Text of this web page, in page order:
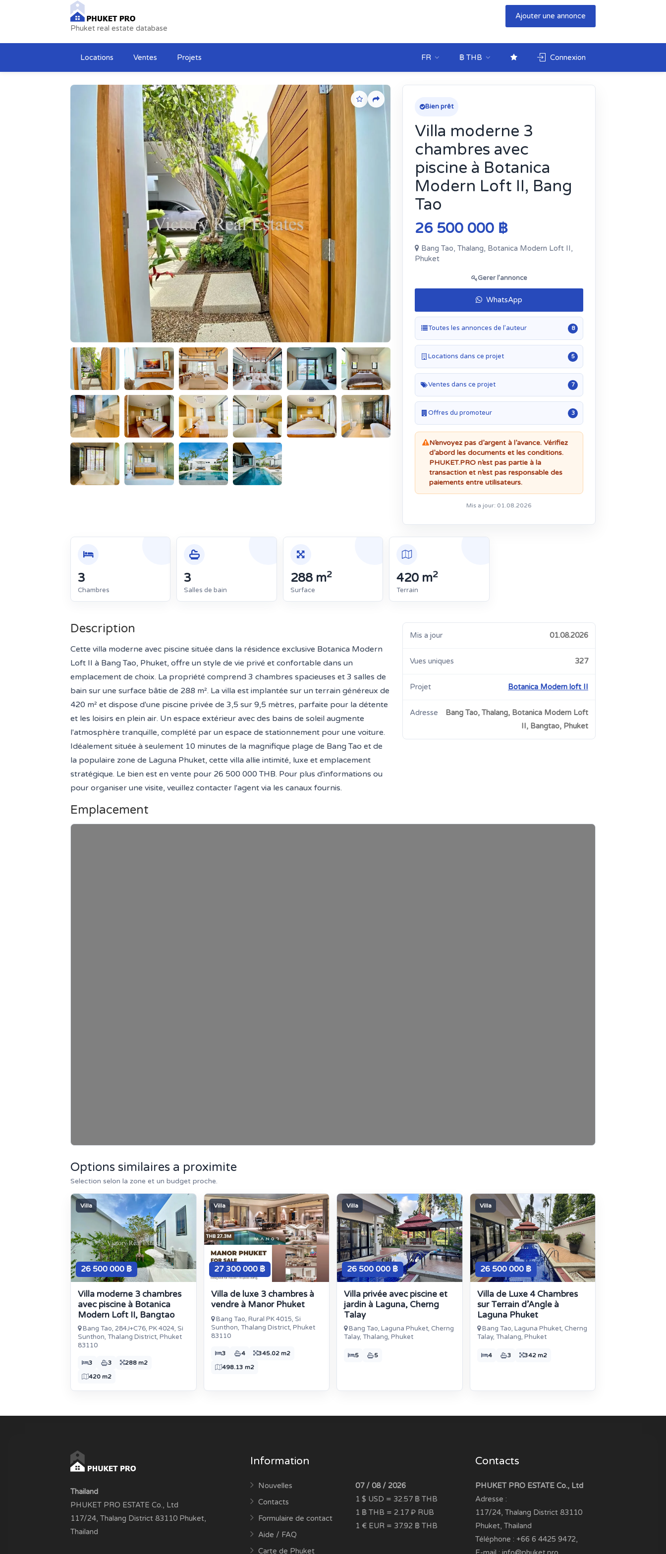
Phuket real estate database
Ajouter une annonce
Locations Ventes Projets Connexion
฿ THB
FR
Bien prêt
Villa moderne 3
chambres avec
piscine à Botanica
Modern Loft II, Bang
Tao
26 500 000 ฿
Bang Tao, Thalang, Botanica Modern Loft II,
Phuket
Gerer l’annonce
WhatsApp
Toutes les annonces de l’auteur 8
Locations dans ce projet 5
Ventes dans ce projet 7
Offres du promoteur 3
N’envoyez pas d’argent à l’avance. Vérifiez
d’abord les documents et les conditions.
PHUKET.PRO n’est pas partie à la
transaction et n’est pas responsable des
paiements entre utilisateurs.
Mis a jour: 01.08.2026
3
Chambres
3
Salles de bain
288 m2
Surface
420 m2
Terrain
Description
Cette villa moderne avec piscine située dans la résidence exclusive Botanica Modern
Loft II à Bang Tao, Phuket, offre un style de vie privé et confortable dans un
emplacement de choix. La propriété comprend 3 chambres spacieuses et 3 salles de
bain sur une surface bâtie de 288 m². La villa est implantée sur un terrain généreux de
420 m² et dispose d'une piscine privée de 3,5 sur 9,5 mètres, parfaite pour la détente
et les loisirs en plein air. Un espace extérieur avec des bains de soleil augmente
l'atmosphère tranquille, complété par un espace de stationnement pour une voiture.
Idéalement située à seulement 10 minutes de la magnifique plage de Bang Tao et de
la populaire zone de Laguna Phuket, cette villa allie intimité, luxe et emplacement
stratégique. Le bien est en vente pour 26 500 000 THB. Pour plus d'informations ou
pour organiser une visite, veuillez contacter l'agent via les canaux fournis.
Mis a jour 01.08.2026
Vues uniques 327
Projet Botanica Modern loft II
Adresse
Bang Tao, Thalang, Botanica Modern Loft
II, Bangtao, Phuket
Emplacement
Options similaires a proximite
Selection selon la zone et un budget proche.
Villa
26 500 000 ฿
Villa moderne 3 chambres
avec piscine à Botanica
Modern Loft II, Bangtao
Bang Tao, 284J+C76, PK 4024, Si
Sunthon, Thalang District, Phuket
83110
3 3
288 m2
420 m2
Villa
27 300 000 ฿
Villa de luxe 3 chambres à
vendre à Manor Phuket
Bang Tao, Rural PK 4015, Si
Sunthon, Thalang District, Phuket
83110
3 4
345.02 m2
498.13 m2
Villa
26 500 000 ฿
Villa privée avec piscine et
jardin à Laguna, Cherng
Talay
Bang Tao, Laguna Phuket, Cherng
Talay, Thalang, Phuket
5 5
Villa
26 500 000 ฿
Villa de Luxe 4 Chambres
sur Terrain d’Angle à
Laguna Phuket
Bang Tao, Laguna Phuket, Cherng
Talay, Thalang, Phuket
4 3 342 m2
Thailand
PHUKET PRO ESTATE Co., Ltd
117/24, Thalang District 83110 Phuket,
Thailand
Information
Nouvelles
Contacts
Formulaire de contact
Aide / FAQ
Carte de Phuket
07 / 08 / 2026
1 $ USD = 32.57 ฿ THB
1 ฿ THB = 2.17 ₽ RUB
1 € EUR = 37.92 ฿ THB
Contacts
PHUKET PRO ESTATE Co., Ltd
Adresse :
117/24, Thalang District 83110
Phuket, Thailand
Téléphone :+66 6 4425 9472,